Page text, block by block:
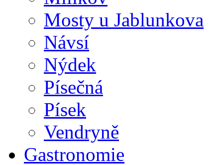
Mosty u Jablunkova
Návsí
Nýdek
Písečná
Písek
Vendryně
Gastronomie